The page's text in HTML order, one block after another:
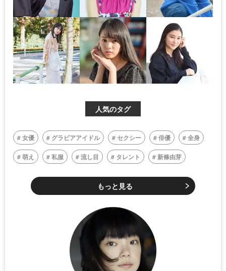
人気のタグ
女優 グラビアアイドル セクシー 俳優 全身
萌え 私服 流し目 タレント 新條由芽
もっと見る